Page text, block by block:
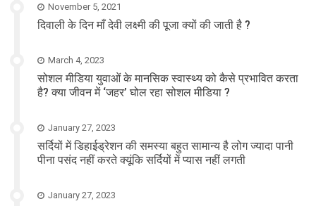
November 5, 2021
दिवाली के दिन माँ देवी लक्ष्मी की पूजा क्यों की जाती है ?
March 4, 2023
सोशल मीडिया युवाओं के मानसिक स्वास्थ्य को कैसे प्रभावित करता
है? क्या जीवन में ‘जहर’ घोल रहा सोशल मीडिया ?
January 27, 2023
सर्दियों में डिहाईड्रेशन की समस्या बहुत सामान्य है लोग ज्यादा पानी
पीना पसंद नहीं करते क्यूंकि सर्दियों में प्यास नहीं लगती
January 27, 2023